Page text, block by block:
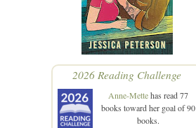
2026 Reading Challenge
Anne-Mettehas read 77
books toward her goal of 90
books.